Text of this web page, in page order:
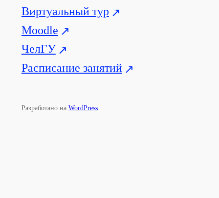
Виртуальный тур
Moodle
ЧелГУ
Расписание занятий
Разработано на WordPress